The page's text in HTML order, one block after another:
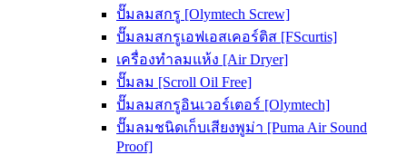
ปั๊มลมสกรู [Olymtech Screw]
ปั๊มลมสกรูเอฟเอสเคอร์ติส [FScurtis]
เครื่องทำลมแห้ง [Air Dryer]
ปั๊มลม [Scroll Oil Free]
ปั๊มลมสกรูอินเวอร์เตอร์ [Olymtech]
ปั๊มลมชนิดเก็บเสียงพูม่า [Puma Air Sound
Proof]